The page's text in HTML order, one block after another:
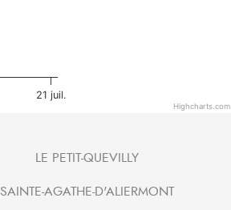
21 juil.
Highcharts.com
LE PETIT-QUEVILLY
SAINTE-AGATHE-D'ALIERMONT